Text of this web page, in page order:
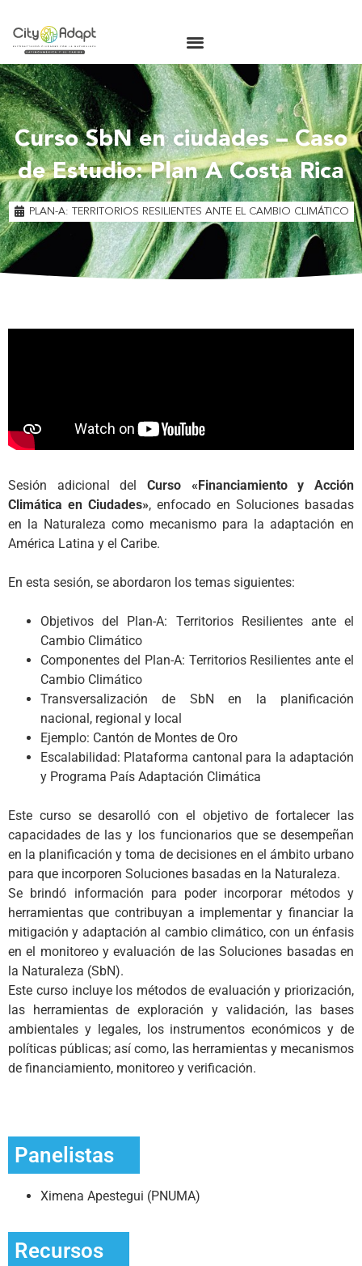
Curso SbN en ciudades – Caso
de Estudio: Plan A Costa Rica
PLAN-A: TERRITORIOS RESILIENTES ANTE EL CAMBIO CLIMÁTICO
Sesión adicional del Curso «Financiamiento y Acción
Climática en Ciudades», enfocado en Soluciones basadas
en la Naturaleza como mecanismo para la adaptación en
América Latina y el Caribe.
En esta sesión, se abordaron los temas siguientes:
Objetivos del Plan-A: Territorios Resilientes ante el
Cambio Climático
Componentes del Plan-A: Territorios Resilientes ante el
Cambio Climático
Transversalización de SbN en la planificación
nacional, regional y local
Ejemplo: Cantón de Montes de Oro
Escalabilidad: Plataforma cantonal para la adaptación
y Programa País Adaptación Climática
Este curso se desarolló con el objetivo de fortalecer las
capacidades de las y los funcionarios que se desempeñan
en la planificación y toma de decisiones en el ámbito urbano
para que incorporen Soluciones basadas en la Naturaleza.
Se brindó información para poder incorporar métodos y
herramientas que contribuyan a implementar y financiar la
mitigación y adaptación al cambio climático, con un énfasis
en el monitoreo y evaluación de las Soluciones basadas en
la Naturaleza (SbN).
Este curso incluye los métodos de evaluación y priorización,
las herramientas de exploración y validación, las bases
ambientales y legales, los instrumentos económicos y de
políticas públicas; así como, las herramientas y mecanismos
de financiamiento, monitoreo y verificación.
Panelistas
Ximena Apestegui (PNUMA)
Recursos